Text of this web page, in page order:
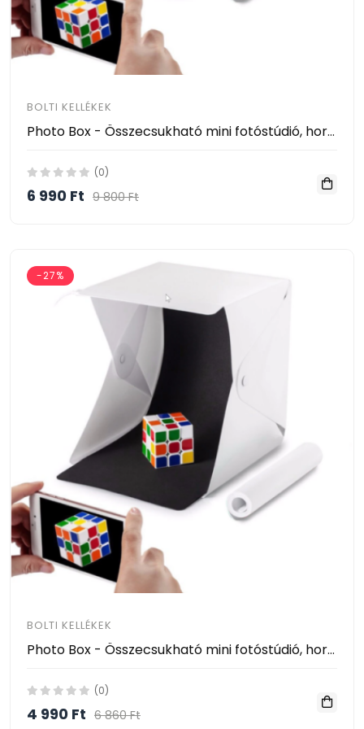
BOLTI KELLÉKEK
Photo Box - Összecsukható mini fotóstúdió, hordozható fotódoboz, fotósátor (40x40x40 cm)
(0)
6 990 Ft 9 800 Ft
-27%
BOLTI KELLÉKEK
Photo Box - Összecsukható mini fotóstúdió, hordozható fotódoboz, fotósátor (30x30x30 cm)
(0)
4 990 Ft 6 860 Ft